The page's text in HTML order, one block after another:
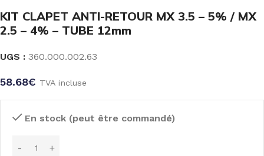
KIT CLAPET ANTI-RETOUR MX 3.5 – 5% / MX
2.5 – 4% – TUBE 12mm
UGS : 360.000.002.63
58.68€ TVA incluse
En stock (peut être commandé)